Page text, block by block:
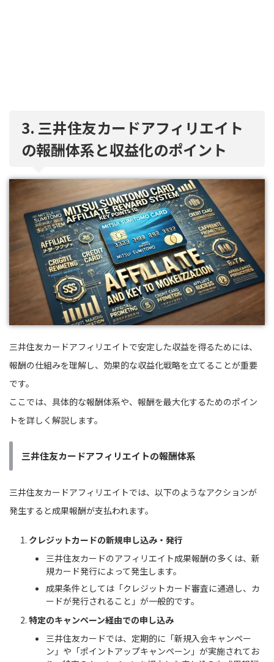
3. 三井住友カードアフィリエイト
の報酬体系と収益化のポイント
三井住友カードアフィリエイトで安定した収益を得るためには、
報酬の仕組みを理解し、効果的な収益化戦略を立てることが重要
です。
ここでは、具体的な報酬体系や、報酬を最大化するためのポイン
トを詳しく解説します。
三井住友カードアフィリエイトの報酬体系
三井住友カードアフィリエイトでは、以下のようなアクションが
発生すると成果報酬が支払われます。
クレジットカードの新規申し込み・発行
三井住友カードのアフィリエイト成果報酬の多くは、新
規カード発行によって発生します。
成果条件としては「クレジットカード審査に通過し、カ
ードが発行されること」が一般的です。
特定のキャンペーン経由での申し込み
三井住友カードでは、定期的に「新規入会キャンペー
ン」や「ポイントアップキャンペーン」が実施されてお